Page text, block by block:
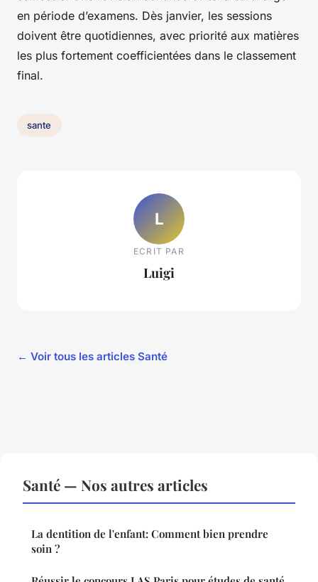
en période d’examens. Dès janvier, les sessions
doivent être quotidiennes, avec priorité aux matières
les plus fortement coefficientées dans le classement
final.
sante
L
ECRIT PAR
Luigi
← Voir tous les articles Santé
Santé — Nos autres articles
La dentition de l'enfant: Comment bien prendre
soin ?